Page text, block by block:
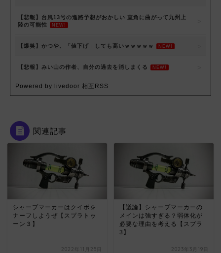
【悲報】台風13号の進路予想がおかしい 直角に曲がって九州上
陸の可能性
NEW!
【爆笑】かつや、「値下げ」しても高いｗｗｗｗｗ NEW!
【悲報】みい山の作者、自分の過去を消しまくる NEW!
Powered by livedoor 相互RSS
関連記事
シャープマーカーはクイボを
ナーフしようぜ【スプラトゥ
ーン３】
2022年11月25日
【議論】シャープマーカーの
メインは強すぎる？弱体化が
必要な理由を考える【スプラ
3】
2023年3月19日